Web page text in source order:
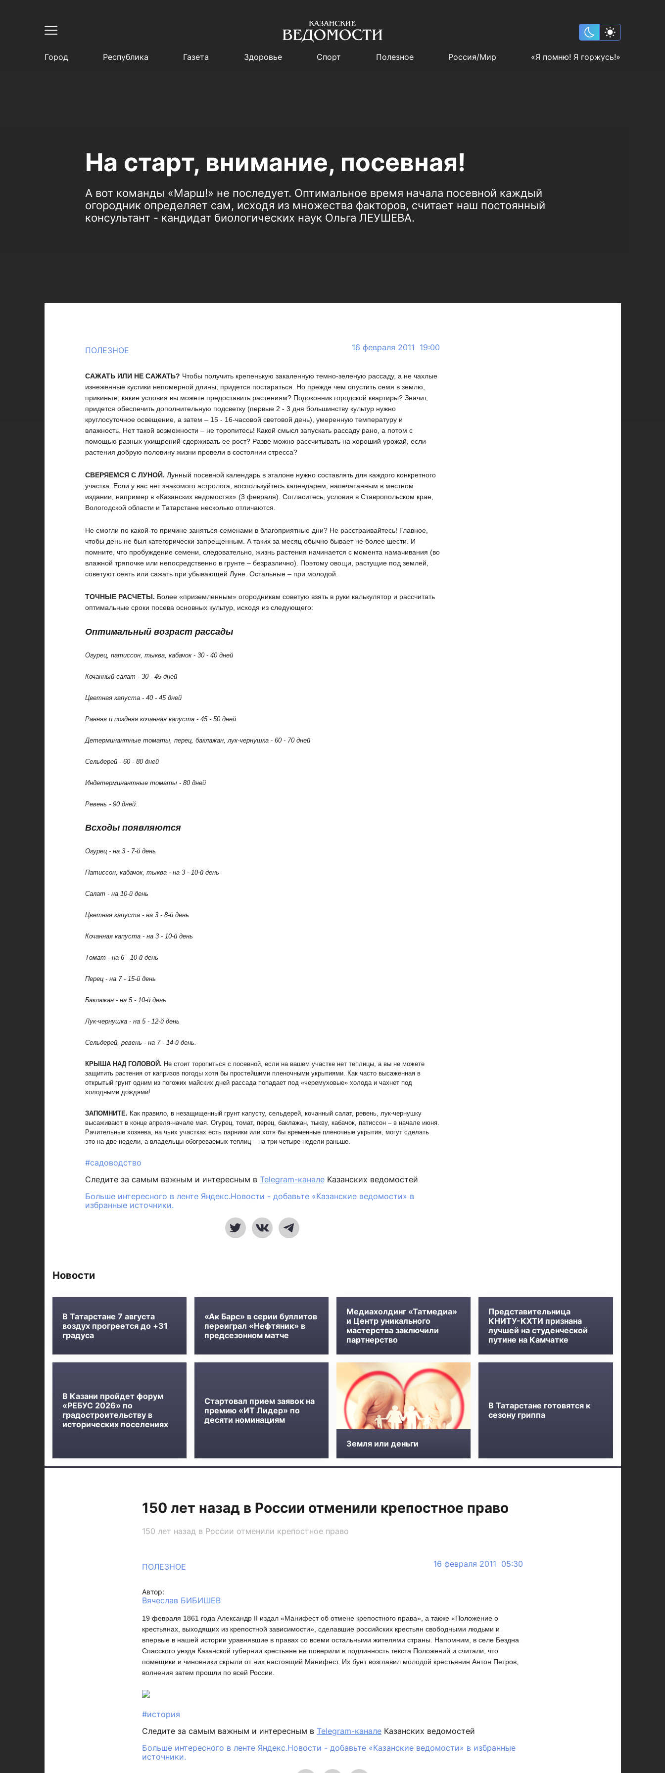
Город Республика Газета Здоровье Спорт Полезное Россия/Мир «Я помню! Я горжусь!»
На старт, внимание, посевная!
А вот команды «Марш!» не последует. Оптимальное время начала посевной каждый
огородник определяет сам, исходя из множества факторов, считает наш постоянный
консультант - кандидат биологических наук Ольга ЛЕУШЕВА.
ПОЛЕЗНОЕ 16 февраля 2011 19:00
САЖАТЬ ИЛИ НЕ САЖАТЬ? Чтобы получить крепенькую закаленную темно-зеленую рассаду, а не чахлые
изнеженные кустики непомерной длины, придется постараться. Но прежде чем опустить семя в землю,
прикиньте, какие условия вы можете предоставить растениям? Подоконник городской квартиры? Значит,
придется обеспечить дополнительную подсветку (первые 2 - 3 дня большинству культур нужно
круглосуточное освещение, а затем – 15 - 16-часовой световой день), умеренную температуру и
влажность. Нет такой возможности – не торопитесь! Какой смысл запускать рассаду рано, а потом с
помощью разных ухищрений сдерживать ее рост? Разве можно рассчитывать на хороший урожай, если
растения добрую половину жизни провели в состоянии стресса?
СВЕРЯЕМСЯ С ЛУНОЙ. Лунный посевной календарь в эталоне нужно составлять для каждого конкретного
участка. Если у вас нет знакомого астролога, воспользуйтесь календарем, напечатанным в местном
издании, например в «Казанских ведомостях» (3 февраля). Согласитесь, условия в Ставропольском крае,
Вологодской области и Татарстане несколько отличаются.
Не смогли по какой-то причине заняться семенами в благоприятные дни? Не расстраивайтесь! Главное,
чтобы день не был категорически запрещенным. А таких за месяц обычно бывает не более шести. И
помните, что пробуждение семени, следовательно, жизнь растения начинается с момента намачивания (во
влажной тряпочке или непосредственно в грунте – безразлично). Поэтому овощи, растущие под землей,
советуют сеять или сажать при убывающей Луне. Остальные – при молодой.
ТОЧНЫЕ РАСЧЕТЫ. Более «приземленным» огородникам советую взять в руки калькулятор и рассчитать
оптимальные сроки посева основных культур, исходя из следующего:
Оптимальный возраст рассады
Огурец, патиссон, тыква, кабачок - 30 - 40 дней
Кочанный салат - 30 - 45 дней
Цветная капуста - 40 - 45 дней
Ранняя и поздняя кочанная капуста - 45 - 50 дней
Детерминантные томаты, перец, баклажан, лук-чернушка - 60 - 70 дней
Сельдерей - 60 - 80 дней
Индетерминантные томаты - 80 дней
Ревень - 90 дней.
Всходы появляются
Огурец - на 3 - 7-й день
Патиссон, кабачок, тыква - на 3 - 10-й день
Салат - на 10-й день
Цветная капуста - на 3 - 8-й день
Кочанная капуста - на 3 - 10-й день
Томат - на 6 - 10-й день
Перец - на 7 - 15-й день
Баклажан - на 5 - 10-й день
Лук-чернушка - на 5 - 12-й день
Сельдерей, ревень - на 7 - 14-й день.
КРЫША НАД ГОЛОВОЙ. Не стоит торопиться с посевной, если на вашем участке нет теплицы, а вы не можете
защитить растения от капризов погоды хотя бы простейшими пленочными укрытиями. Как часто высаженная в
открытый грунт одним из погожих майских дней рассада попадает под «черемуховые» холода и чахнет под
холодными дождями!
ЗАПОМНИТЕ. Как правило, в незащищенный грунт капусту, сельдерей, кочанный салат, ревень, лук-чернушку
высаживают в конце апреля-начале мая. Огурец, томат, перец, баклажан, тыкву, кабачок, патиссон – в начале июня.
Рачительные хозяева, на чьих участках есть парники или хотя бы временные пленочные укрытия, могут сделать
это на две недели, а владельцы обогреваемых теплиц – на три-четыре недели раньше.
#садоводство
Следите за самым важным и интересным в Telegram-каналеКазанских ведомостей
Больше интересного в ленте Яндекс.Новости - добавьте «Казанские ведомости» в
избранные источники.
Новости
В Татарстане 7 августа
воздух прогреется до +31
градуса
«Ак Барс» в серии буллитов
переиграл «Нефтяник» в
предсезонном матче
Медиахолдинг «Татмедиа»
и Центр уникального
мастерства заключили
партнерство
Представительница
КНИТУ-КХТИ признана
лучшей на студенческой
путине на Камчатке
В Казани пройдет форум
«РЕБУС 2026» по
градостроительству в
исторических поселениях
Стартовал прием заявок на
премию «ИТ Лидер» по
десяти номинациям
Земля или деньги
В Татарстане готовятся к
сезону гриппа
150 лет назад в России отменили крепостное право
150 лет назад в России отменили крепостное право
ПОЛЕЗНОЕ 16 февраля 2011 05:30
Автор:
Вячеслав БИБИШЕВ
19 февраля 1861 года Александр II издал «Манифест об отмене крепостного права», а также «Положение о
крестьянах, выходящих из крепостной зависимости», сделавшие российских крестьян свободными людьми и
впервые в нашей истории уравнявшие в правах со всеми остальными жителями страны. Напомним, в селе Бездна
Спасского уезда Казанской губернии крестьяне не поверили в подлинность текста Положений и считали, что
помещики и чиновники скрыли от них настоящий Манифест. Их бунт возглавил молодой крестьянин Антон Петров,
волнения затем прошли по всей России.
#история
Следите за самым важным и интересным в Telegram-канале Казанских ведомостей
Больше интересного в ленте Яндекс.Новости - добавьте «Казанские ведомости» в избранные
источники.